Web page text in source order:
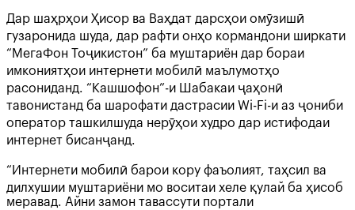
Дар шаҳрҳои Ҳисор ва Ваҳдат дарсҳои омӯзишӣ
гузаронида шуда, дар рафти онҳо кормандони ширкати
“МегаФон Тоҷикистон” ба муштариён дар бораи
имкониятҳои интернети мобилӣ маълумотҳо
расониданд. “Кашшофон”-и Шабакаи ҷаҳонӣ
тавонистанд ба шарофати дастрасии Wi-Fi-и аз ҷониби
оператор ташкилшуда нерӯҳои худро дар истифодаи
интернет бисанҷанд.
“Интернети мобилӣ барои кору фаъолият, таҳсил ва
дилхушии муштариёни мо воситаи хеле қулай ба ҳисоб
меравад. Айни замон тавассути портали